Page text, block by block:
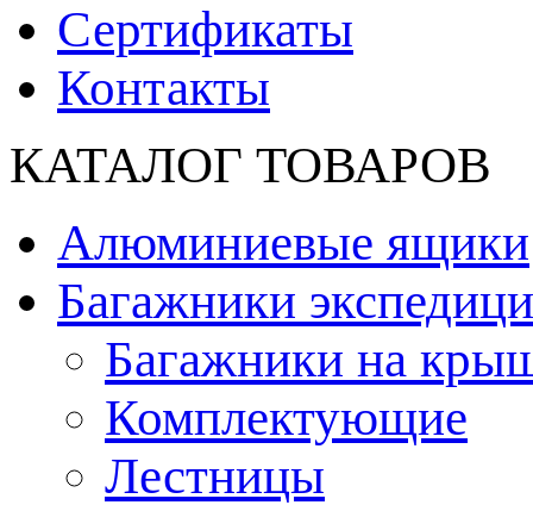
Сертификаты
Контакты
КАТАЛОГ ТОВАРОВ
Алюминиевые ящики
Багажники
Багажники на
Комплектующие
Лестницы